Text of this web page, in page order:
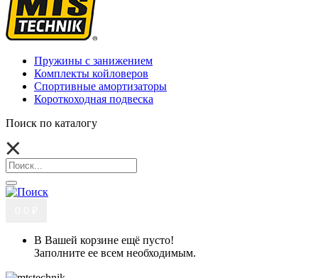
Пружины с занижением
Комплекты койловеров
Спортивные амортизаторы
Короткоходная подвеска
Поиск по каталогу
В Вашей корзине ещё пусто!
Заполните ее всем необходимым.